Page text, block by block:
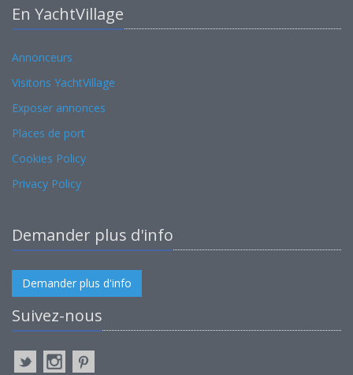
En YachtVillage
Annonceurs
Visitons YachtVillage
Exposer annonces
Places de port
Cookies Policy
Privacy Policy
Demander plus d'info
Demander plus d'info
Suivez-nous